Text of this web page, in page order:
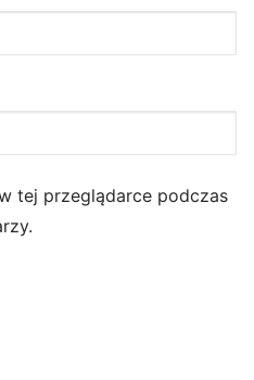
tej przeglądarce podczas